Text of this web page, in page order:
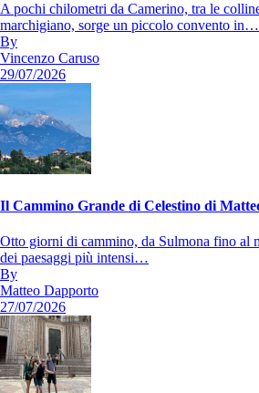
A pochi chilometri da Camerino, tra le
marchigiano, sorge un piccolo convento in…
By
Vincenzo Caruso
29/07/2026
Il Cammino Grande di Celestino di
Otto giorni di cammino, da Sulmona fino al
dei paesaggi più intensi…
By
Matteo Dapporto
27/07/2026